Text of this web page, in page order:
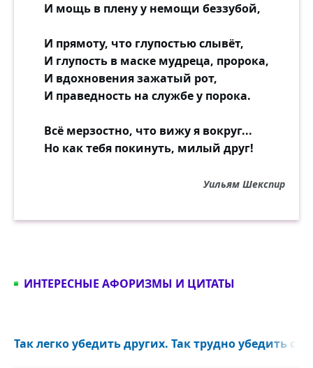
И мощь в плену у немощи беззубой,
И прямоту, что глупостью слывёт,
И глупость в маске мудреца, пророка,
И вдохновения зажатый рот,
И праведность на службе у порока.
Всё мерзостно, что вижу я вокруг...
Но как тебя покинуть, милый друг!
Уильям Шекспир
ИНТЕРЕСНЫЕ АФОРИЗМЫ И ЦИТАТЫ
Так легко убедить других. Так трудно убедить